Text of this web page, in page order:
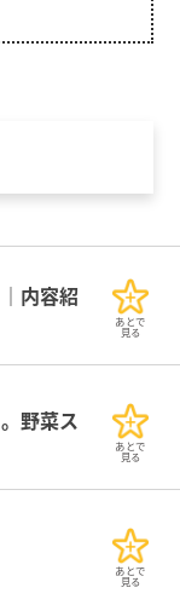
内容紹
あとで
見る
野菜ス
あとで
見る
あとで
見る